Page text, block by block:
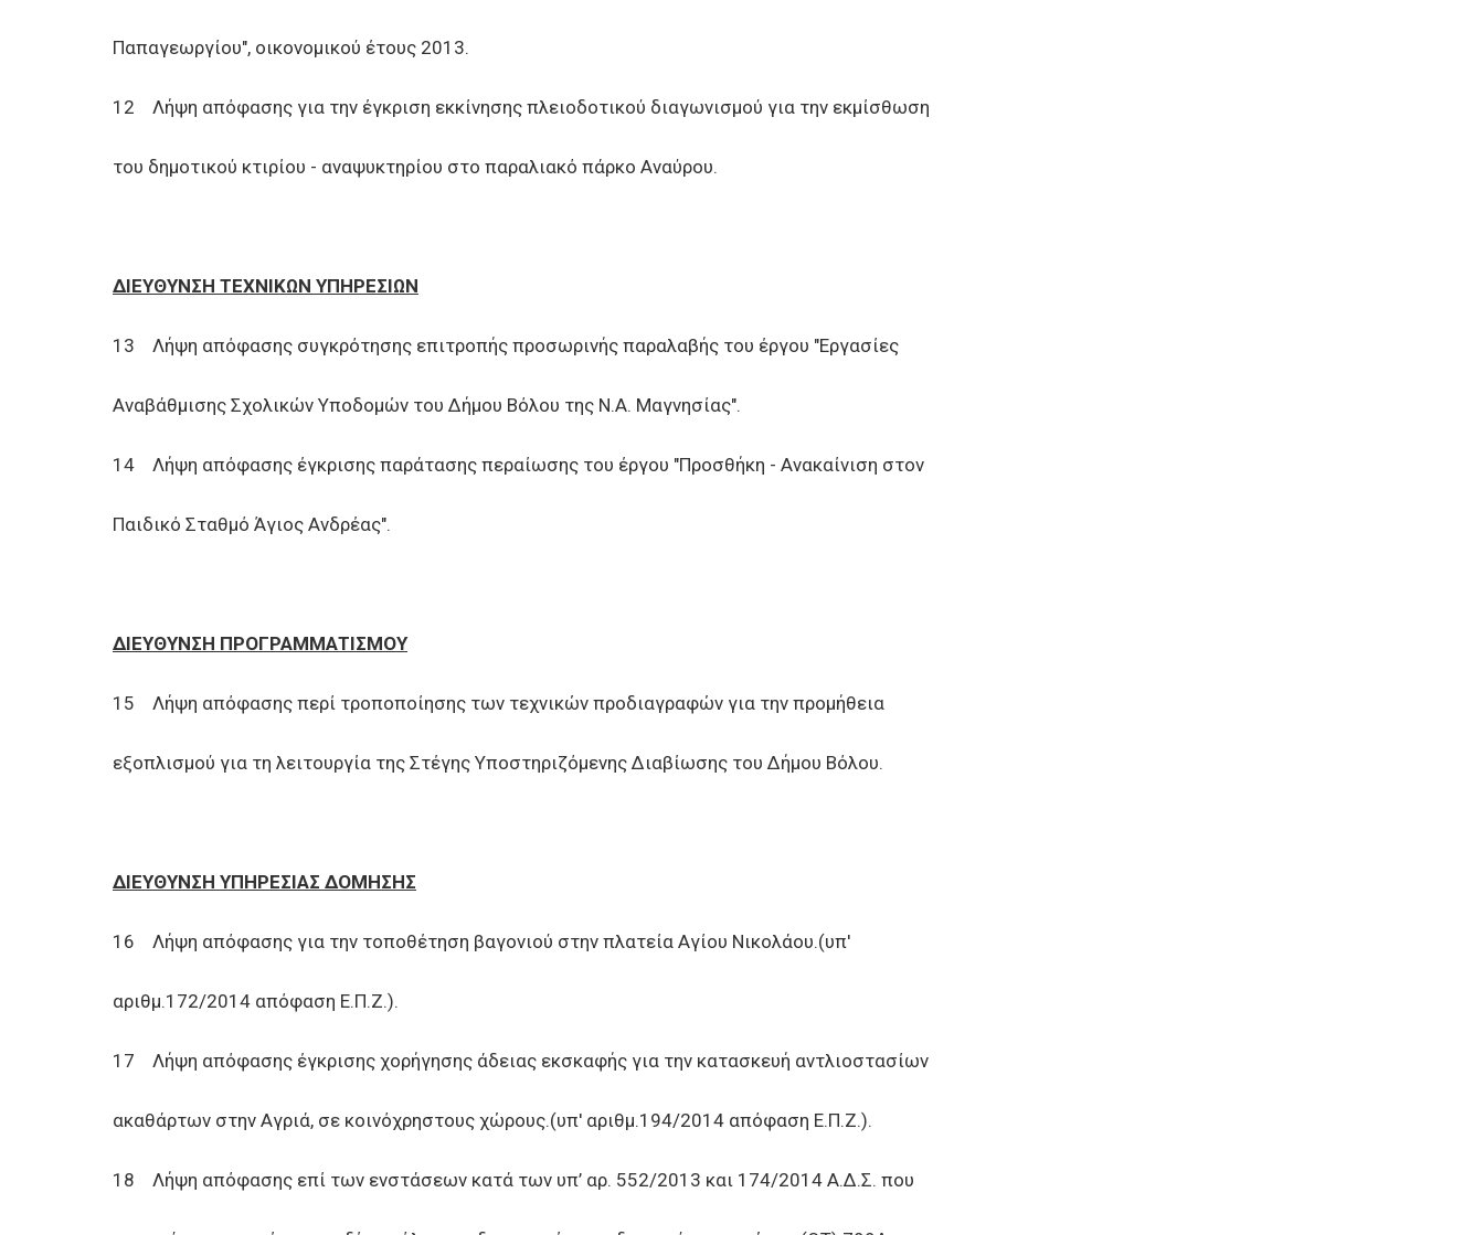
Παπαγεωργίου", οικονομικού έτους 2013.
12 Λήψη απόφασης για την έγκριση εκκίνησης πλειοδοτικού διαγωνισμού για την εκμίσθωση
του δημοτικού κτιρίου - αναψυκτηρίου στο παραλιακό πάρκο Αναύρου.
ΔΙΕΥΘΥΝΣΗ ΤΕΧΝΙΚΩΝ ΥΠΗΡΕΣΙΩΝ
13 Λήψη απόφασης συγκρότησης επιτροπής προσωρινής παραλαβής του έργου "Εργασίες
Αναβάθμισης Σχολικών Υποδομών του Δήμου Βόλου της Ν.Α. Μαγνησίας".
14 Λήψη απόφασης έγκρισης παράτασης περαίωσης του έργου "Προσθήκη - Ανακαίνιση στον
Παιδικό Σταθμό Άγιος Ανδρέας".
ΔΙΕΥΘΥΝΣΗ ΠΡΟΓΡΑΜΜΑΤΙΣΜΟΥ
15 Λήψη απόφασης περί τροποποίησης των τεχνικών προδιαγραφών για την προμήθεια
εξοπλισμού για τη λειτουργία της Στέγης Υποστηριζόμενης Διαβίωσης του Δήμου Βόλου.
ΔΙΕΥΘΥΝΣΗ ΥΠΗΡΕΣΙΑΣ ΔΟΜΗΣΗΣ
16 Λήψη απόφασης για την τοποθέτηση βαγονιού στην πλατεία Αγίου Νικολάου.(υπ'
αριθμ.172/2014 απόφαση Ε.Π.Ζ.).
17 Λήψη απόφασης έγκρισης χορήγησης άδειας εκσκαφής για την κατασκευή αντλιοστασίων
ακαθάρτων στην Αγριά, σε κοινόχρηστους χώρους.(υπ' αριθμ.194/2014 απόφαση Ε.Π.Ζ.).
18 Λήψη απόφασης επί των ενστάσεων κατά των υπ’ αρ. 552/2013 και 174/2014 Α.Δ.Σ. που